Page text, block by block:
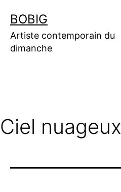
contenu
BOBIG
Artiste contemporain du
dimanche
Ciel nuageux